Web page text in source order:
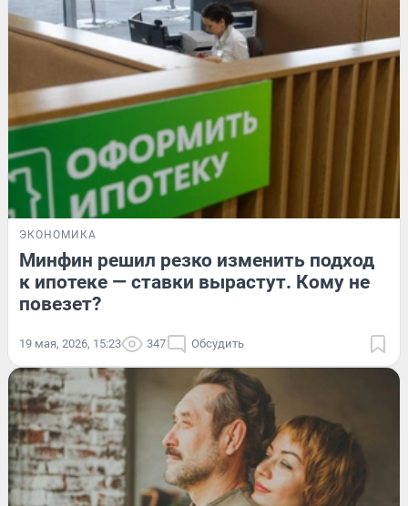
ЭКОНОМИКА
Минфин решил резко изменить подход
к ипотеке — ставки вырастут. Кому не
повезет?
19 мая, 2026, 15:23 347 Обсудить